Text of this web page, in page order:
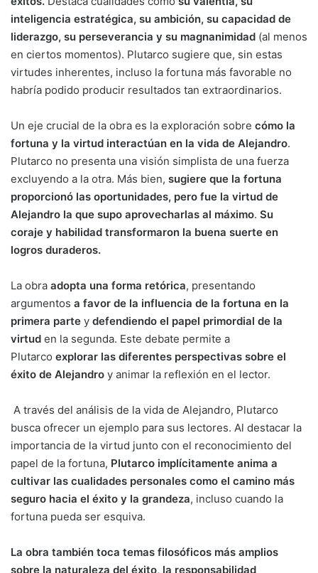
inteligencia estratégica, su ambición, su capacidad de
liderazgo, su perseverancia y su magnanimidad (al menos
en ciertos momentos). Plutarco sugiere que, sin estas
virtudes inherentes, incluso la fortuna más favorable no
habría podido producir resultados tan extraordinarios.
Un eje crucial de la obra es la exploración sobre cómo la
fortuna y la virtud interactúan en la vida de Alejandro.
Plutarco no presenta una visión simplista de una fuerza
excluyendo a la otra. Más bien, sugiere que la fortuna
proporcionó las oportunidades, pero fue la virtud de
Alejandro la que supo aprovecharlas al máximo. Su
coraje y habilidad transformaron la buena suerte en
logros duraderos.
La obra adopta una forma retórica, presentando
argumentos a favor de la influencia de la fortuna en la
primera parte y defendiendo el papel primordial de la
virtud en la segunda. Este debate permite a
Plutarco explorar las diferentes perspectivas sobre el
éxito de Alejandro y animar la reflexión en el lector.
A través del análisis de la vida de Alejandro, Plutarco
busca ofrecer un ejemplo para sus lectores. Al destacar la
importancia de la virtud junto con el reconocimiento del
papel de la fortuna, Plutarco implícitamente anima a
cultivar las cualidades personales como el camino más
seguro hacia el éxito y la grandeza, incluso cuando la
fortuna pueda ser esquiva.
La obra también toca temas filosóficos más amplios
sobre la naturaleza del éxito, la responsabilidad